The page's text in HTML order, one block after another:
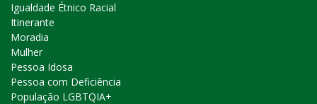
Igualdade Étnico Racial
Itinerante
Moradia
Mulher
Pessoa Idosa
Pessoa com Deficiência
População LGBTQIA+